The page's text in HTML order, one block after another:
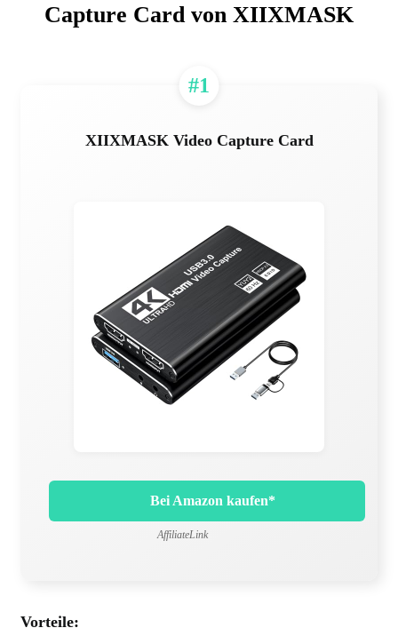
Capture Card von XIIXMASK
#1
XIIXMASK Video Capture Card
Bei Amazon kaufen*
AffiliateLink
Vorteile: